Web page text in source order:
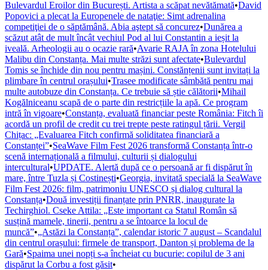
Bulevardul Eroilor din București. Artista a scăpat nevătămată•David
Popovici a plecat la Europenele de nataţie: Simt adrenalina
competiţiei de o săptămână. Abia aştept să concurez•Dunărea a
scăzut atât de mult încât vechiul Pod al lui Constantin a ieșit la
iveală. Arheologii au o ocazie rară•Avarie RAJA în zona Hotelului
Malibu din Constanța. Mai multe străzi sunt afectate•Bulevardul
Tomis se închide din nou pentru mașini. Constănțenii sunt invitați la
plimbare în centrul orașului•Trasee modificate sâmbătă pentru mai
multe autobuze din Constanța. Ce trebuie să știe călătorii•Mihail
Kogălniceanu scapă de o parte din restricțiile la apă. Ce program
intră în vigoare•Constanța, evaluată financiar peste România: Fitch îi
acordă un profil de credit cu trei trepte peste ratingul țării. Vergil
Chițac: „Evaluarea Fitch confirmă soliditatea financiară a
Constanței”•SeaWave Film Fest 2026 transformă Constanța într-o
scenă internațională a filmului, culturii și dialogului
intercultural•UPDATE. Alertă după ce o persoană ar fi dispărut în
mare, între Tuzla și Costinești•Georgia, invitată specială la SeaWave
Film Fest 2026: film, patrimoniu UNESCO și dialog cultural la
Constanța•Două investiții finanțate prin PNRR, inaugurate la
Techirghiol. Cseke Attila: „Este important ca Statul Român să
susțină mamele, tinerii, pentru a se întoarce la locul de
muncă”•„Astăzi la Constanța”, calendar istoric 7 august – Scandalul
din centrul orașului: firmele de transport, Danton și problema de la
Gară•Spaima unei nopți s-a încheiat cu bucurie: copilul de 3 ani
dispărut la Corbu a fost găsit•